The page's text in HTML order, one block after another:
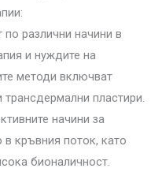
по различни начини в
и нуждите на
методи включват
пластири.
начини за
кръвния поток, като
бионаличност.